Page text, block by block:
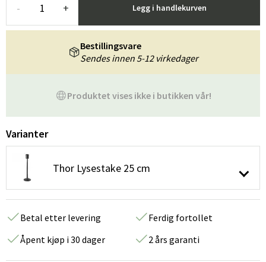
- + Legg i handlekurven
Produktet vises ikke i butikken vår!
Bestillingsvare
Sendes innen 5-12 virkedager
Varianter
Thor Lysestake 25 cm
Betal etter levering
Ferdig fortollet
Åpent kjøp i 30 dager
2 års garanti